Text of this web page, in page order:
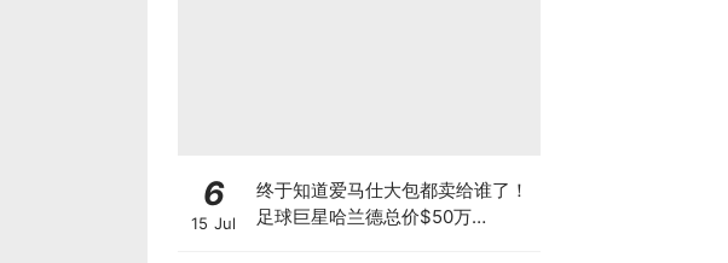
6
15 Jul
终于知道爱马仕大包都卖给谁了！
足球巨星哈兰德总价$50万